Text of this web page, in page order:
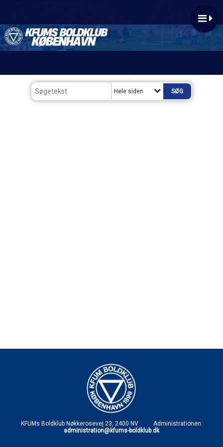
Hele siden
KFUMs Boldklub Nøkkerosevej 23, 2400 NV Administrationen:
administration@kfums-boldklub.dk